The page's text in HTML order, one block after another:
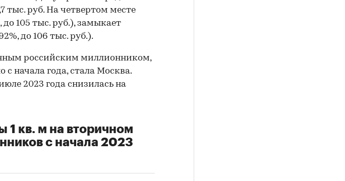
тыс. руб. На четвертом месте
105 тыс. руб.), замыкает
до 106 тыс. руб.).
российским миллионником,
с начала года, стала Москва.
2023 года снизилась на
1 кв. м на вторичном
с начала 2023